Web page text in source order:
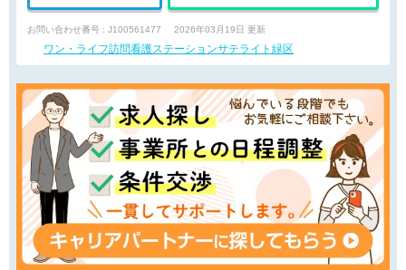
お問い合わせ番号 : J100561477 2026年03月19日 更新
ワン・ライフ訪問看護ステーションサテライト緑区